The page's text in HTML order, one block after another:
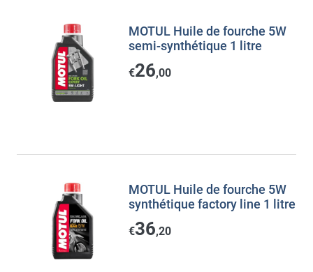
MOTUL Huile de fourche 5W
semi-synthétique 1 litre
€26,00
MOTUL Huile de fourche 5W
synthétique factory line 1 litre
€36,20